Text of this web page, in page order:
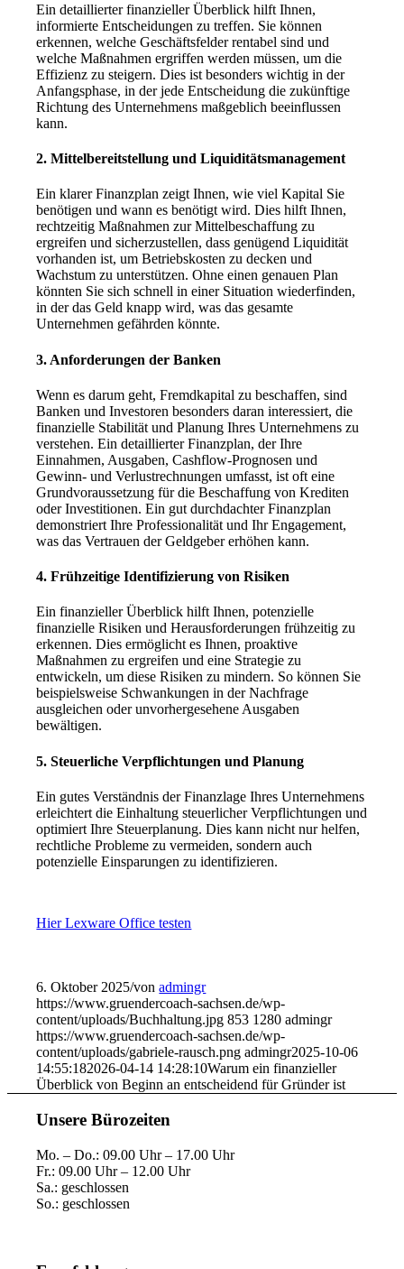
Ein detaillierter finanzieller Überblick hilft Ihnen,
informierte Entscheidungen zu treffen. Sie können
erkennen, welche Geschäftsfelder rentabel sind und
welche Maßnahmen ergriffen werden müssen, um die
Effizienz zu steigern. Dies ist besonders wichtig in der
Anfangsphase, in der jede Entscheidung die zukünftige
Richtung des Unternehmens maßgeblich beeinflussen
kann.
2.Mittelbereitstellung und Liquiditätsmanagement
Ein klarer Finanzplan zeigt Ihnen, wie viel Kapital Sie
benötigen und wann es benötigt wird. Dies hilft Ihnen,
rechtzeitig Maßnahmen zur Mittelbeschaffung zu
ergreifen und sicherzustellen, dass genügend Liquidität
vorhanden ist, um Betriebskosten zu decken und
Wachstum zu unterstützen. Ohne einen genauen Plan
könnten Sie sich schnell in einer Situation wiederfinden,
in der das Geld knapp wird, was das gesamte
Unternehmen gefährden könnte.
3. Anforderungen der Banken
Wenn es darum geht, Fremdkapital zu beschaffen, sind
Banken und Investoren besonders daran interessiert, die
finanzielle Stabilität und Planung Ihres Unternehmens zu
verstehen. Ein detaillierter Finanzplan, der Ihre
Einnahmen, Ausgaben, Cashflow-Prognosen und
Gewinn- und Verlustrechnungen umfasst, ist oft eine
Grundvoraussetzung für die Beschaffung von Krediten
oder Investitionen. Ein gut durchdachter Finanzplan
demonstriert Ihre Professionalität und Ihr Engagement,
was das Vertrauen der Geldgeber erhöhen kann.
4.Frühzeitige Identifizierung von Risiken
Ein finanzieller Überblick hilft Ihnen, potenzielle
finanzielle Risiken und Herausforderungen frühzeitig zu
erkennen. Dies ermöglicht es Ihnen, proaktive
Maßnahmen zu ergreifen und eine Strategie zu
entwickeln, um diese Risiken zu mindern. So können Sie
beispielsweise Schwankungen in der Nachfrage
ausgleichen oder unvorhergesehene Ausgaben
bewältigen.
5.Steuerliche Verpflichtungen und Planung
Ein gutes Verständnis der Finanzlage Ihres Unternehmens
erleichtert die Einhaltung steuerlicher Verpflichtungen und
optimiert Ihre Steuerplanung. Dies kann nicht nur helfen,
rechtliche Probleme zu vermeiden, sondern auch
potenzielle Einsparungen zu identifizieren.
Hier Lexware Office testen
6. Oktober 2025/vonadmingr
https://www.gruendercoach-sachsen.de/wp-
content/uploads/Buchhaltung.jpg 853 1280 admingr
https://www.gruendercoach-sachsen.de/wp-
content/uploads/gabriele-rausch.png admingr2025-10-06
14:55:182026-04-14 14:28:10Warum ein finanzieller
Überblick von Beginn an entscheidend für Gründer ist
Unsere Bürozeiten
Mo. – Do.: 09.00 Uhr – 17.00 Uhr
Fr.: 09.00 Uhr – 12.00 Uhr
Sa.: geschlossen
So.: geschlossen